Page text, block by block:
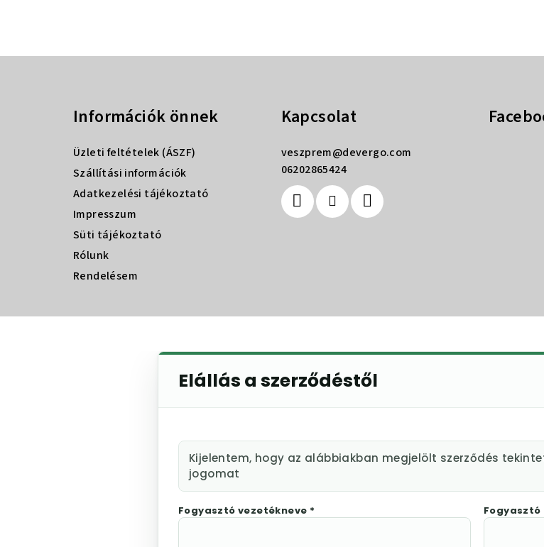
Információk önnek
Üzleti feltételek (ÁSZF)
Szállítási információk
Adatkezelési tájékoztató
Impresszum
Süti tájékoztató
Rólunk
Rendelésem
Kapcsolat
veszprem@devergo.com
06202865424
Elállás a szerződéstől
Kijelentem, hogy az alábbiakban megjelölt szerződés
jogomat
Fogyasztó vezetékneve * Fogyasztó